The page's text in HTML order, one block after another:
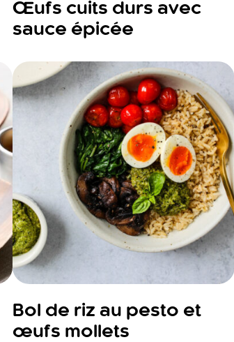
Œufs cuits durs avec
sauce épicée
Bol de riz au pesto et
œufs mollets